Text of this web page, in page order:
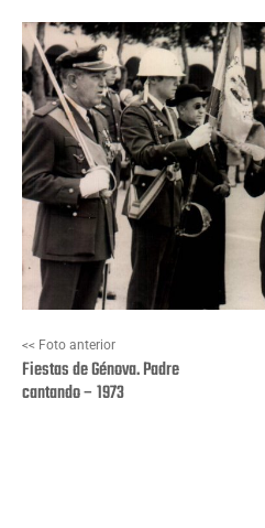
<< Foto anterior
Fiestas de Génova. Padre
cantando – 1973